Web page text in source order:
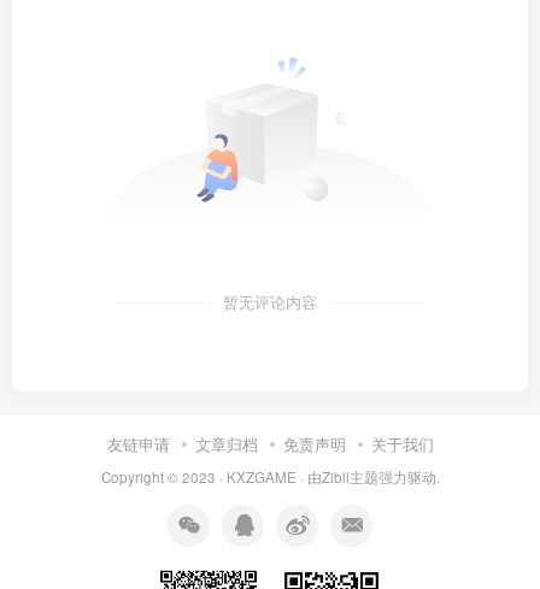
暂无评论内容
友链申请 文章归档 免责声明 关于我们
Copyright © 2023 · KXZGAME · 由Zibll主题强力驱动.